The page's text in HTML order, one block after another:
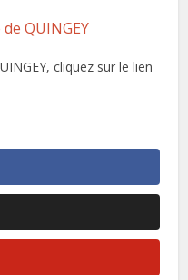
QUINGEY
cliquez sur le lien